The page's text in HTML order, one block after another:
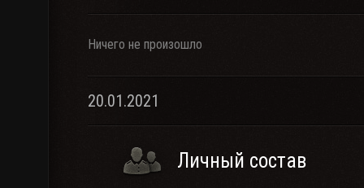
Ничего не произошло
20.01.2021
Личный состав